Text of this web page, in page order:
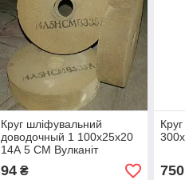
Круг шліфувальний
доводочный 1 100х25х20
14А 5 СМ Вулканіт
94₴ 750